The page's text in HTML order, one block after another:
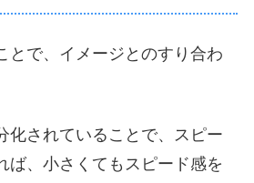
とで、イメージとのすり合わ
化されていることで、スピー
ば、小さくてもスピード感を